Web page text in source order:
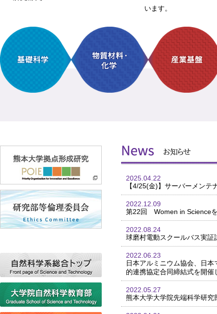
います。
2025.04.22
【4/25(金)】サーバーメンテ
2022.12.09
第22回 Women in Science
2022.08.24
球磨村電動スクールバス実
2022.06.23
日本アルミニウム協会、日
的連携協定合同締結式を開催
2022.05.27
熊本大学大学院先端科学研